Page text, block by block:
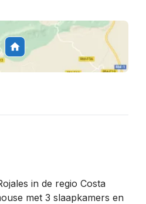
in de regio Costa
met 3 slaapkamers en